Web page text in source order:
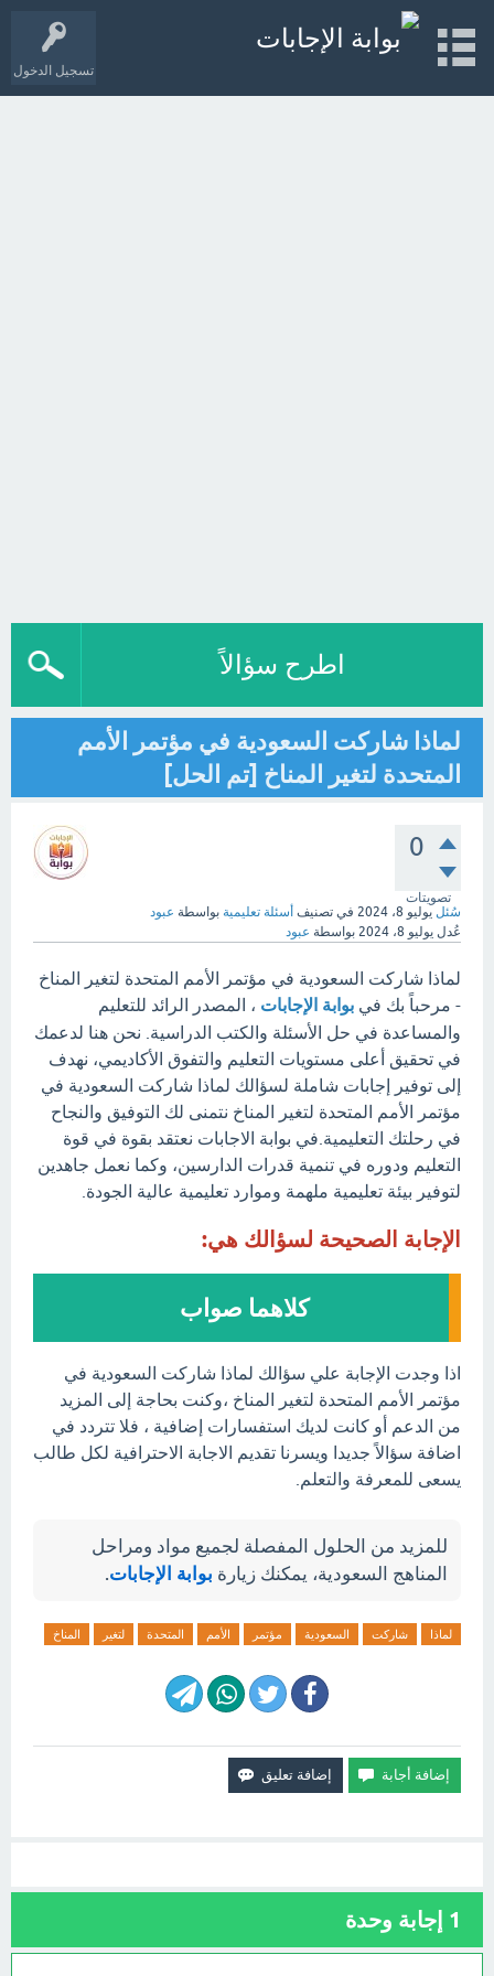
تسجيل الدخول
اطرح سؤالاً
لماذا شاركت السعودية في مؤتمر الأمم
المتحدة لتغير المناخ [تم الحل]
0
تصويتات
سُئل يوليو 8، 2024 في تصنيف أسئلة تعليمية بواسطة عبود
عُدل يوليو 8، 2024 بواسطة عبود
لماذا شاركت السعودية في مؤتمر الأمم المتحدة لتغير المناخ
- مرحباً بك في بوابة الإجابات ، المصدر الرائد للتعليم
والمساعدة في حل الأسئلة والكتب الدراسية. نحن هنا لدعمك
في تحقيق أعلى مستويات التعليم والتفوق الأكاديمي، نهدف
إلى توفير إجابات شاملة لسؤالك لماذا شاركت السعودية في
مؤتمر الأمم المتحدة لتغير المناخ نتمنى لك التوفيق والنجاح
في رحلتك التعليمية.في بوابة الاجابات نعتقد بقوة في قوة
التعليم ودوره في تنمية قدرات الدارسين، وكما نعمل جاهدين
لتوفير بيئة تعليمية ملهمة وموارد تعليمية عالية الجودة.
الإجابة الصحيحة لسؤالك هي:
كلاهما صواب
اذا وجدت الإجابة علي سؤالك لماذا شاركت السعودية في
مؤتمر الأمم المتحدة لتغير المناخ ،وكنت بحاجة إلى المزيد
من الدعم أو كانت لديك استفسارات إضافية ، فلا تتردد في
اضافة سؤالاً جديدا ويسرنا تقديم الاجابة الاحترافية لكل طالب
يسعى للمعرفة والتعلم.
للمزيد من الحلول المفصلة لجميع مواد ومراحل
المناهج السعودية، يمكنك زيارة بوابة الإجابات.
لماذا شاركت السعودية مؤتمر الأمم المتحدة لتغير المناخ
1 إجابة وحدة